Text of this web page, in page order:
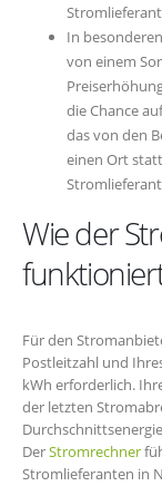
In
von einem
die Chance
das von den
einen Ort
Wie der
Für den
Postleitzahl und
kWh erforderlich.
der letzten
DerStromrechner
Stromlieferanten in